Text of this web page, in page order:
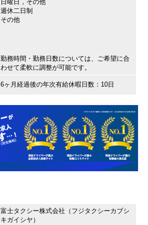
日曜日，その他
週休二日制
その他
勤務時間・勤務日数については、ご希望に合
わせて柔軟に調整が可能です。
6ヶ月経過後の年次有給休暇日数：10日
富士タクシー株式会社（フジタクシーカブシ
キガイシヤ）